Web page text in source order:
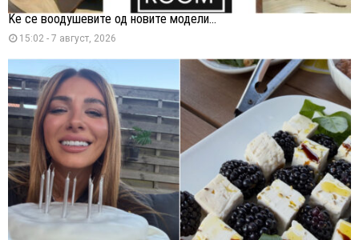
Ќе се воодушевите од новите модели...
15:02 - 7 август, 2026